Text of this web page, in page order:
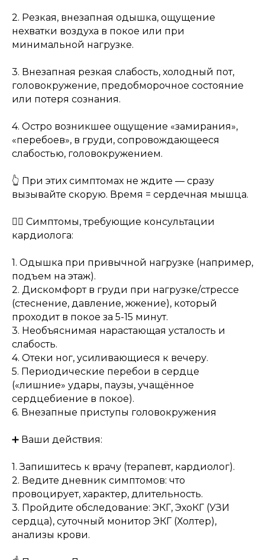
2. Резкая, внезапная одышка, ощущение
нехватки воздуха в покое или при
минимальной нагрузке.
3. Внезапная резкая слабость, холодный пот,
головокружение, предобморочное состояние
или потеря сознания.
4. Остро возникшее ощущение «замирания»,
«перебоев», в груди, сопровождающееся
слабостью, головокружением.
👆 При этих симптомах не ждите — сразу
вызывайте скорую. Время = сердечная мышца.
👨‍⚕️ Симптомы, требующие консультации
кардиолога:
1. Одышка при привычной нагрузке (например,
подъем на этаж).
2. Дискомфорт в груди при нагрузке/стрессе
(стеснение, давление, жжение), который
проходит в покое за 5-15 минут.
3. Необъяснимая нарастающая усталость и
слабость.
4. Отеки ног, усиливающиеся к вечеру.
5. Периодические перебои в сердце
(«лишние» удары, паузы, учащённое
сердцебиение в покое).
6. Внезапные приступы головокружения
➕ Ваши действия:
1. Запишитесь к врачу (терапевт, кардиолог).
2. Ведите дневник симптомов: что
провоцирует, характер, длительность.
3. Пройдите обследование: ЭКГ, ЭхоКГ (УЗИ
сердца), суточный монитор ЭКГ (Холтер),
анализы крови.